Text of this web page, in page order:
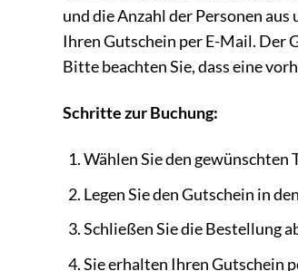
und die Anzahl der Personen
Ihren Gutschein per E-Mail. Der
Bitte beachten Sie, dass eine
Schritte zur Buchung:
Wählen Sie den gewünschten
Legen Sie den Gutschein in
Schließen Sie die Bestellung
Sie erhalten Ihren Gutschein